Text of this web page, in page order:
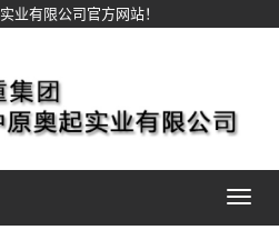
业有限公司官方网站！
Toggle